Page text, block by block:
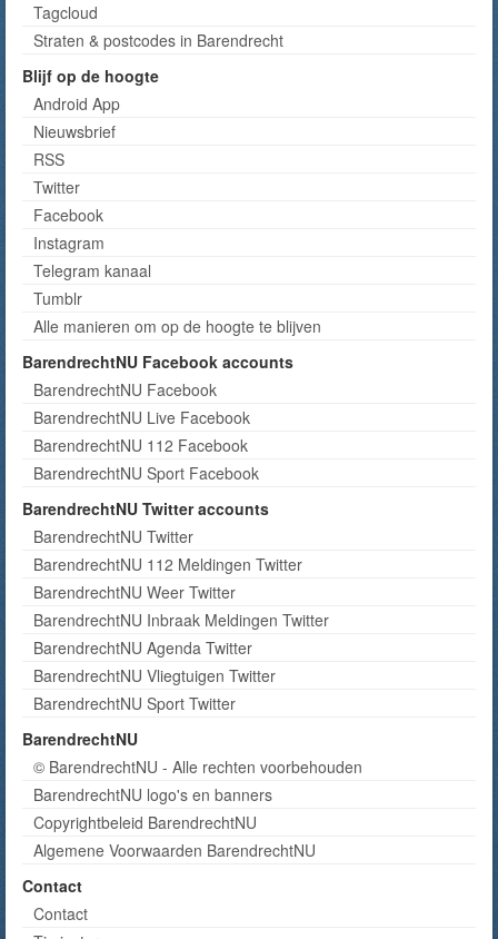
Tagcloud
Straten & postcodes in Barendrecht
Blijf op de hoogte
Android App
Nieuwsbrief
RSS
Twitter
Facebook
Instagram
Telegram kanaal
Tumblr
Alle manieren om op de hoogte te blijven
BarendrechtNU Facebook accounts
BarendrechtNU Facebook
BarendrechtNU Live Facebook
BarendrechtNU 112 Facebook
BarendrechtNU Sport Facebook
BarendrechtNU Twitter accounts
BarendrechtNU Twitter
BarendrechtNU 112 Meldingen Twitter
BarendrechtNU Weer Twitter
BarendrechtNU Inbraak Meldingen Twitter
BarendrechtNU Agenda Twitter
BarendrechtNU Vliegtuigen Twitter
BarendrechtNU Sport Twitter
BarendrechtNU
© BarendrechtNU - Alle rechten voorbehouden
BarendrechtNU logo's en banners
Copyrightbeleid BarendrechtNU
Algemene Voorwaarden BarendrechtNU
Contact
Contact